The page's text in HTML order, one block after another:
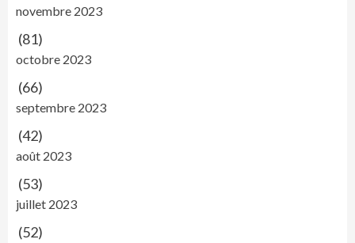
novembre 2023
(81)
octobre 2023
(66)
septembre 2023
(42)
août 2023
(53)
juillet 2023
(52)